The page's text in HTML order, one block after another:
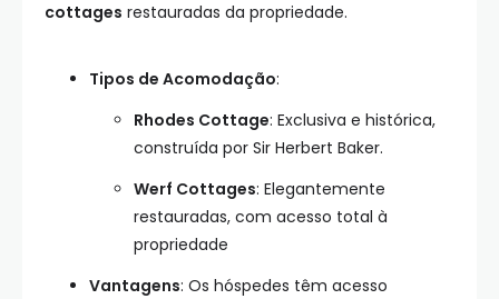
cottages restauradas da propriedade.
Tipos de Acomodação:
Rhodes Cottage: Exclusiva e histórica,
construída por Sir Herbert Baker.
Werf Cottages: Elegantemente
restauradas, com acesso total à
propriedade
Vantagens: Os hóspedes têm acesso